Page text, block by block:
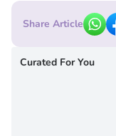
Share Article
Curated For You